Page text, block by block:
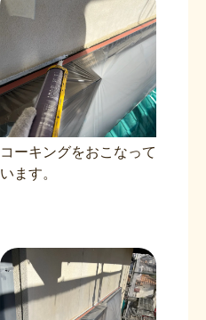
コーキングをおこなって
います。